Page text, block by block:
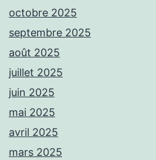
octobre 2025
septembre 2025
août 2025
juillet 2025
juin 2025
mai 2025
avril 2025
mars 2025